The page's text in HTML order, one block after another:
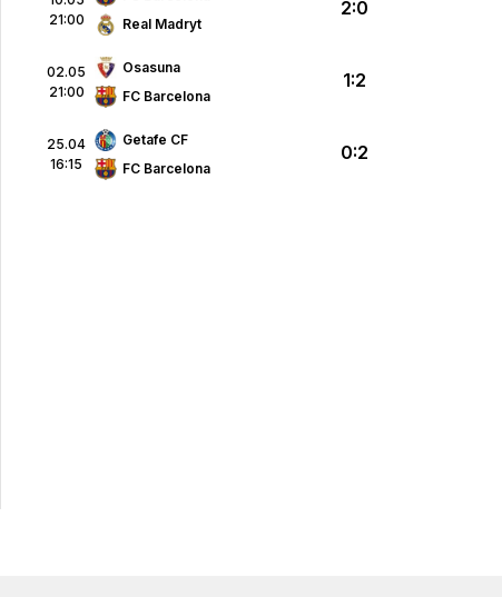
21:00
Real Madryt
2:0
02.05
21:00
Osasuna
FC Barcelona
1:2
25.04
16:15
Getafe CF
FC Barcelona
0:2